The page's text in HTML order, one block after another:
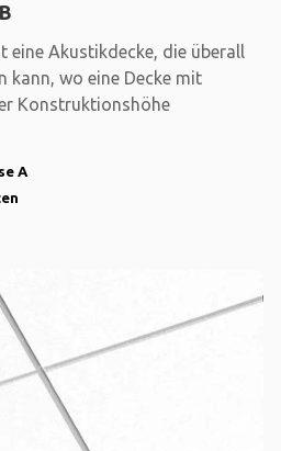
eine Akustikdecke, die überall
kann, wo eine Decke mit
Konstruktionshöhe
A